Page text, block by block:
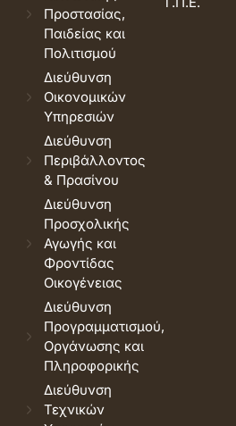
Προστασίας,
Παιδείας και
Πολιτισμού
Διεύθυνση
Οικονομικών
Υπηρεσιών
Διεύθυνση
Περιβάλλοντος
& Πρασίνου
Διεύθυνση
Προσχολικής
Αγωγής και
Φροντίδας
Οικογένειας
Διεύθυνση
Προγραμματισμού,
Οργάνωσης και
Πληροφορικής
Διεύθυνση
Τεχνικών